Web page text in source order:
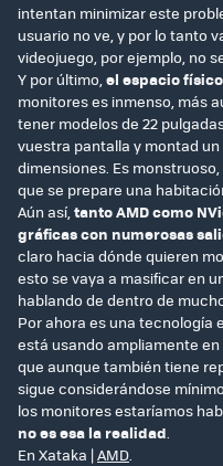
intentan minimizar este
usuario no ve, y por lo tanto
videojuego, por ejemplo, no
Y por último, el espacio físico
monitores es inmenso, más
tener modelos de 22
vuestra pantalla y montad un
dimensiones. Es
que se prepare una
Aún así, tanto AMD como
gráficas con numerosas
claro hacia dónde quieren
esto se vaya a masificar en
hablando de dentro de
Por ahora es una tecnología
está usando ampliamente
que aunque también tiene
sigue considerándose
los monitores estaríamos
no es esa la realidad
En Xataka |AMD